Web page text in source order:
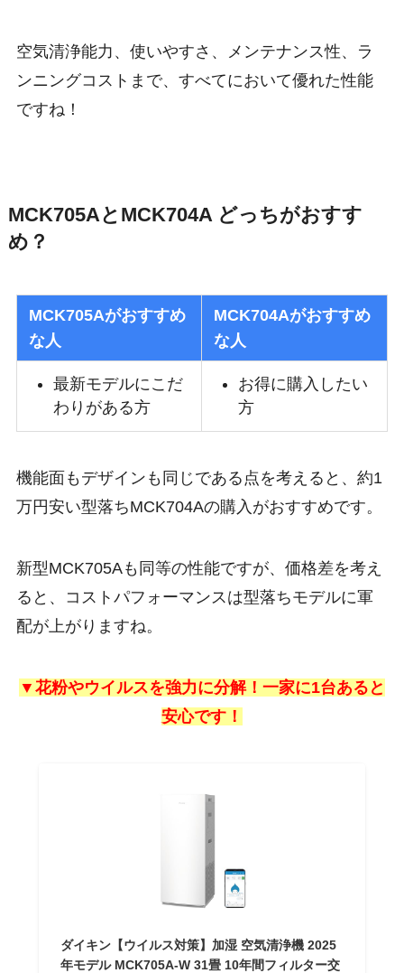
空気清浄能力、使いやすさ、メンテナンス性、ラ
ンニングコストまで、すべてにおいて優れた性能
ですね！
MCK705AとMCK704A どっちがおすす
め？
MCK705Aがおすすめ
な人
MCK704Aがおすすめ
な人
最新モデルにこだ
わりがある方
お得に購入したい
方
機能面もデザインも同じである点を考えると、約1
万円安い型落ちMCK704Aの購入がおすすめです。
新型MCK705Aも同等の性能ですが、価格差を考え
ると、コストパフォーマンスは型落ちモデルに軍
配が上がりますね。
▼花粉やウイルスを強力に分解！一家に1台あると
安心です！
ダイキン【ウイルス対策】加湿 空気清浄機 2025
年モデル MCK705A-W 31畳 10年間フィルター交